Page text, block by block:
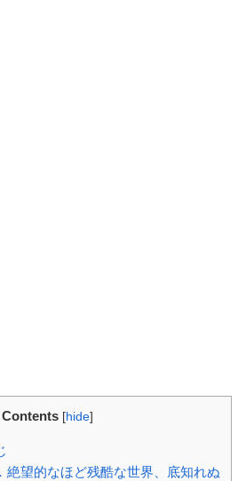
Contents [hide]
絶望的なほど残酷な世界、底知れぬ